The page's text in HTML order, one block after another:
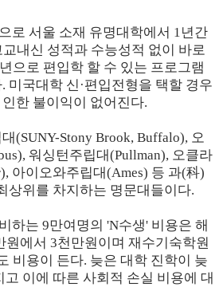
로 서울 소재 유명대학에서 1년간
내신 성적과 수능성적 없이 바로
으로 편입학 할 수 있는 프로그램
미국대학 신·편입전형을 택할 경우
한 불이익이 없어진다.
(SUNY-Stony Brook, Buffalo), 오
워싱턴주립대(Pullman), 오클라
아이오와주립대(Ames) 등 과(科)
상위를 차지하는 명문대들이다.
하는 9만여명의 'N수생' 비용은 해
원에서 3천만원이며 재수기숙학원
비용이 든다. 늦은 대학 진학이 늦
이에 따른 사회적 손실 비용에 대